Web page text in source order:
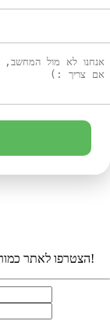
הצטרפו לאתר כמורים פרטיים והתחילו לקבל פניות מתלמידים עוד היום!